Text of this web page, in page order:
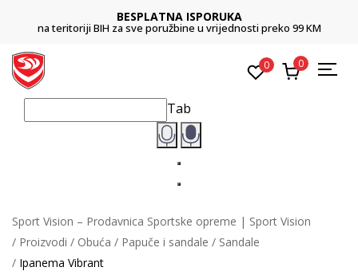
BESPLATNA ISPORUKA
na teritoriji BIH za sve poružbine u vrijednosti preko 99 KM
0 0
Tab
Sport Vision – Prodavnica Sportske opreme | Sport Vision
Proizvodi
Obuća Papuče i sandale
Sandale
Ipanema Vibrant